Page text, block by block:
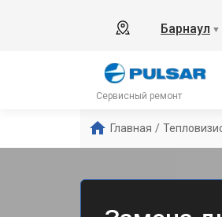
Барнаул ▼
Сервисный ремонт
Главная /